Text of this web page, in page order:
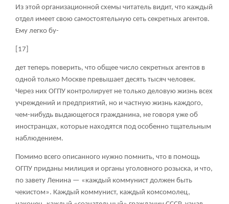
Из этой организационной схемы читатель видит, что каждый
отдел имеет свою самостоятельную сеть секретных агентов.
Ему легко бу-
[17]
дет теперь поверить, что общее число секретных агентов в
одной только Москве превышает десять тысяч человек.
Через них ОГПУ контролирует не только деловую жизнь всех
учреждений и предприятий, но и частную жизнь каждого,
чем-нибудь выдающегося гражданина, не говоря уже об
иностранцах, которые находятся под особенно тщательным
наблюдением.
Помимо всего описанного нужно помнить, что в помощь
ОГПУ приданы милиция и органы уголовного розыска, и что,
по завету Ленина — «каждый коммунист должен быть
чекистом». Каждый коммунист, каждый комсомолец,